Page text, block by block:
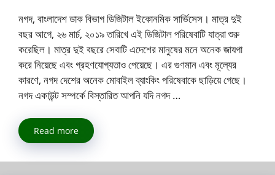
নগদ, বাংলাদেশ ডাক বিভাগ ডিজিটাল ইকোনমিক সার্ভিসেস। মাত্র দুই
বছর আগে, ২৬ মার্চ, ২০১৯ তারিখে এই ডিজিটাল পরিষেবাটি যাত্রা শুরু
করেছিল। মাত্র দুই বছরে সেবাটি এদেশের মানুষের মনে অনেক জাযগা
করে নিয়েছে এবং গ্রহণযোগ্যতাও পেয়েছে। এর গুণমান এবং মূল্যের
কারণে, নগদ দেশের অনেক মোবাইল ব্যাংকিং পরিষেবাকে ছাড়িয়ে গেছে।
নগদ একাউন্ট সম্পর্কে বিস্তারিত আপনি যদি নগদ …
Read more